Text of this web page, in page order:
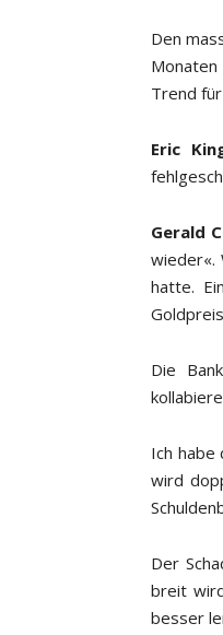
Den
Trend
Eric
Gerald
wieder«.
hatte.
Die
Ich habe
wird
Der
breit
besser